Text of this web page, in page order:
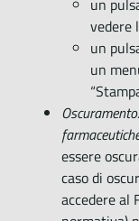
vedere
un
un
essere
caso di
accedere al